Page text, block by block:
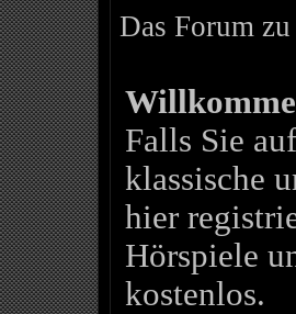
Das Forum
Falls Sie
klassische
hier
Hörspiele
kostenlos.